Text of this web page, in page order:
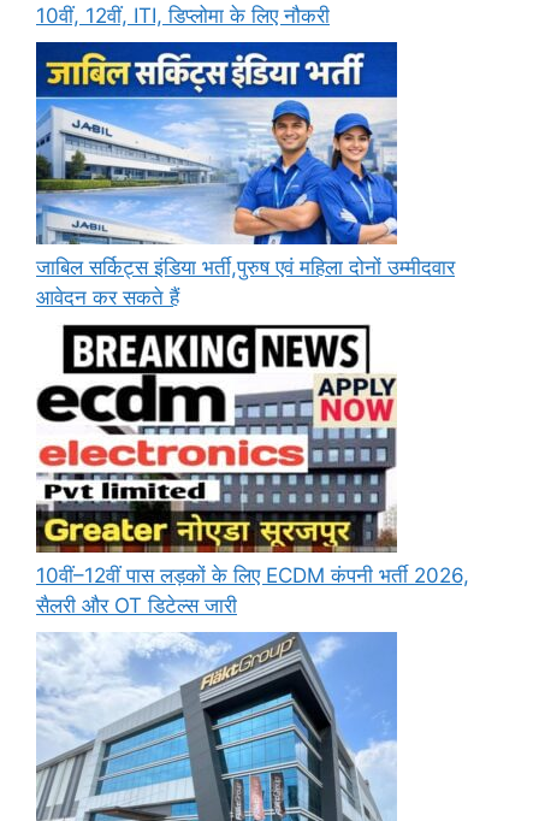
10वीं, 12वीं, ITI, डिप्लोमा के लिए नौकरी
जाबिल सर्किट्स इंडिया भर्ती,पुरुष एवं महिला दोनों उम्मीदवार
आवेदन कर सकते हैं
10वीं–12वीं पास लड़कों के लिए ECDM कंपनी भर्ती 2026,
सैलरी और OT डिटेल्स जारी